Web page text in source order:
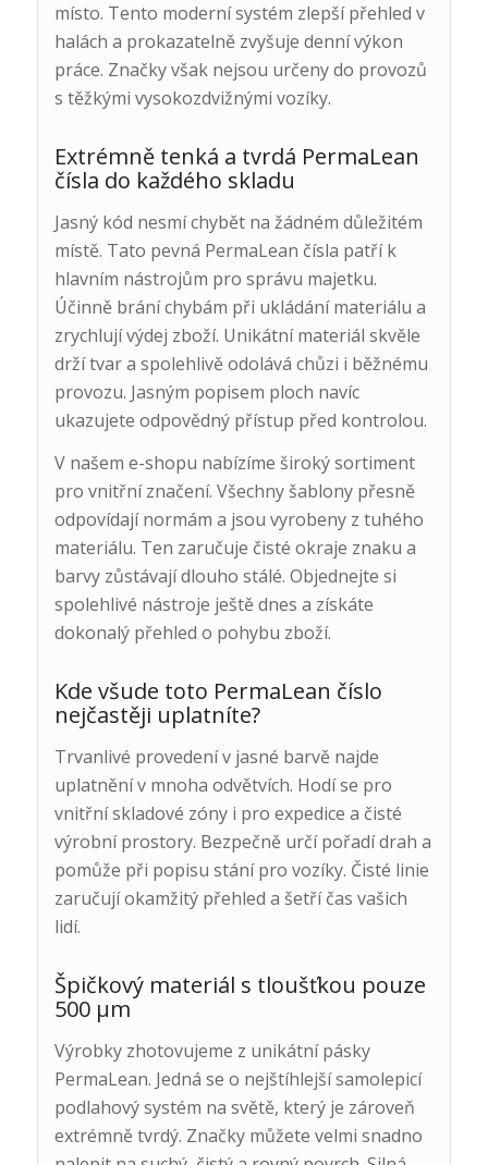
místo. Tento moderní systém zlepší přehled v
halách a prokazatelně zvyšuje denní výkon
práce. Značky však nejsou určeny do provozů
s těžkými vysokozdvižnými vozíky.
Extrémně tenká a tvrdá PermaLean
čísla do každého skladu
Jasný kód nesmí chybět na žádném důležitém
místě. Tato pevná PermaLean čísla patří k
hlavním nástrojům pro správu majetku.
Účinně brání chybám při ukládání materiálu a
zrychlují výdej zboží. Unikátní materiál skvěle
drží tvar a spolehlivě odolává chůzi i běžnému
provozu. Jasným popisem ploch navíc
ukazujete odpovědný přístup před kontrolou.
V našem e-shopu nabízíme široký sortiment
pro vnitřní značení. Všechny šablony přesně
odpovídají normám a jsou vyrobeny z tuhého
materiálu. Ten zaručuje čisté okraje znaku a
barvy zůstávají dlouho stálé. Objednejte si
spolehlivé nástroje ještě dnes a získáte
dokonalý přehled o pohybu zboží.
Kde všude toto PermaLean číslo
nejčastěji uplatníte?
Trvanlivé provedení v jasné barvě najde
uplatnění v mnoha odvětvích. Hodí se pro
vnitřní skladové zóny i pro expedice a čisté
výrobní prostory. Bezpečně určí pořadí drah a
pomůže při popisu stání pro vozíky. Čisté linie
zaručují okamžitý přehled a šetří čas vašich
lidí.
Špičkový materiál s tloušťkou pouze
500 μm
Výrobky zhotovujeme z unikátní pásky
PermaLean. Jedná se o nejštíhlejší samolepicí
podlahový systém na světě, který je zároveň
extrémně tvrdý. Značky můžete velmi snadno